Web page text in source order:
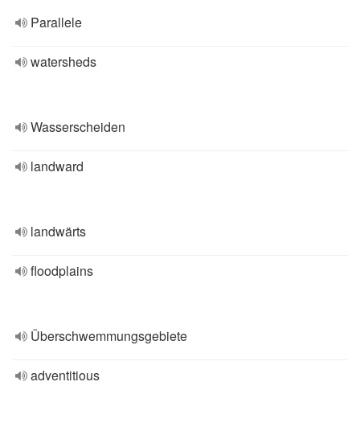
Parallele
watersheds
Wasserscheiden
landward
landwärts
floodplains
Überschwemmungsgebiete
adventitious